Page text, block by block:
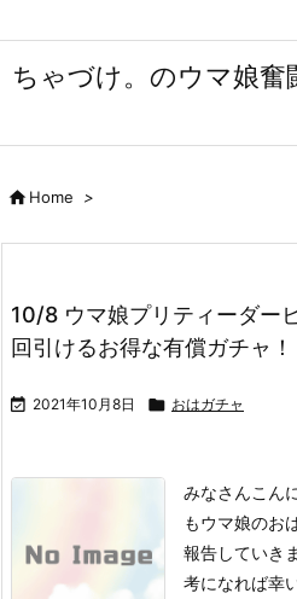
ちゃづけ。のウマ娘奮
Home >
10/8 ウマ娘プリティーダー
回引けるお得な有償ガチャ！
 2021年10月8日  おはガチャ
みなさんこん
もウマ娘のお
報告していき
考になれば幸